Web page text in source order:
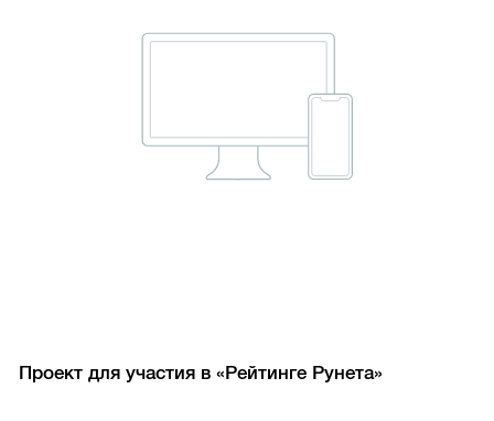
Проект для участия в «Рейтинге Рунета»